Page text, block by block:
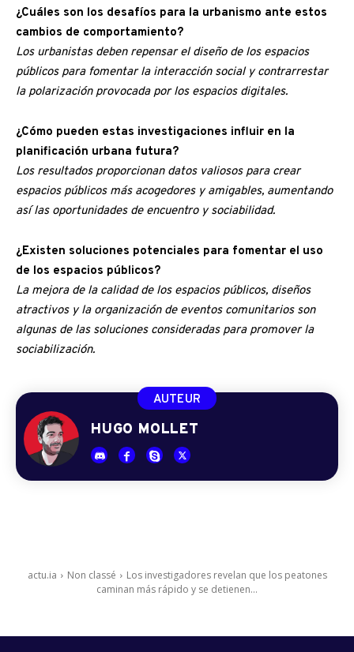
¿Cuáles son los desafíos para la urbanismo ante estos
cambios de comportamiento?
Los urbanistas deben repensar el diseño de los espacios
públicos para fomentar la interacción social y contrarrestar
la polarización provocada por los espacios digitales.
¿Cómo pueden estas investigaciones influir en la
planificación urbana futura?
Los resultados proporcionan datos valiosos para crear
espacios públicos más acogedores y amigables, aumentando
así las oportunidades de encuentro y sociabilidad.
¿Existen soluciones potenciales para fomentar el uso
de los espacios públicos?
La mejora de la calidad de los espacios públicos, diseños
atractivos y la organización de eventos comunitarios son
algunas de las soluciones consideradas para promover la
sociabilización.
AUTEUR
HUGO MOLLET
actu.ia Non classé
Los investigadores revelan que los peatones
caminan más rápido y se detienen...